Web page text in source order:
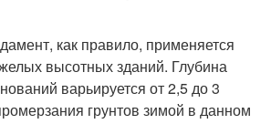
как правило, применяется
высотных зданий. Глубина
варьируется от 2,5 до 3
грунтов зимой в данном